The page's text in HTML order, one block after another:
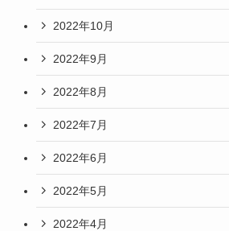
2022年10月
2022年9月
2022年8月
2022年7月
2022年6月
2022年5月
2022年4月